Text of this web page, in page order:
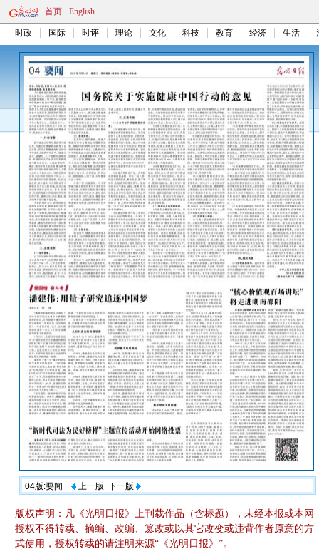
首页 English
时政 国际 时评 理论 文化 科技 教育 经济 生活
04版:要闻 上一版 下一版
版权声明：凡《光明日报》上刊载作品（含标题），未经本报或本网
授权不得转载、摘编、改编、篡改或以其它改变或违背作者原意的方
式使用，授权转载的请注明来源“《光明日报》”。